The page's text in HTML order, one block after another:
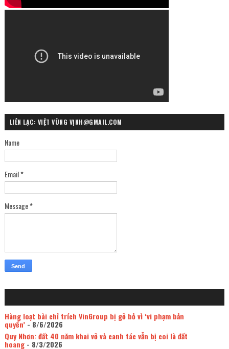
LIÊN LẠC: VIỆT VÙNG VỊNH@GMAIL.COM
Name
Email*
Message*
Hàng loạt bài chỉ trích VinGroup bị gỡ bỏ vì ‘vi phạm bản
quyền’- 8/6/2026
Quy Nhơn: đất 40 năm khai vỡ và canh tác vẫn bị coi là đất
hoang- 8/3/2026